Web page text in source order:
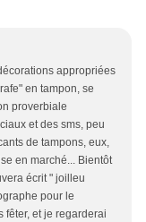
appropriées
en tampon, se
proverbiale
et des sms, peu
de tampons, eux,
en marché... Bientôt
écrit " joilleu
pour le
et je regarderai